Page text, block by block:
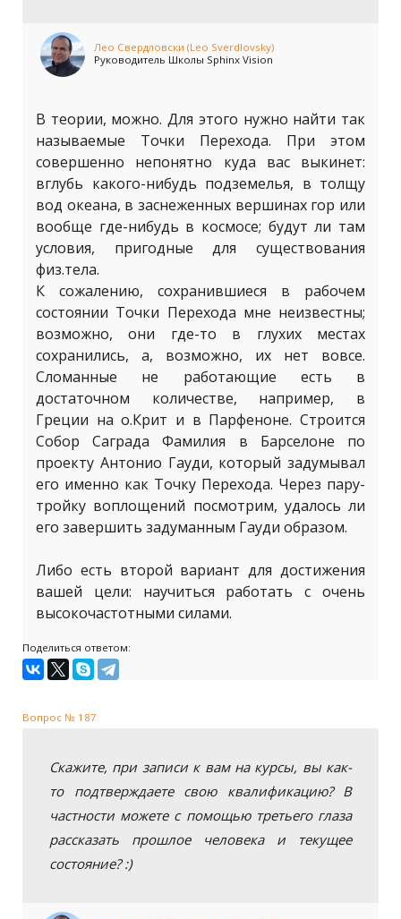
Лео Свердловски (Leo Sverdlovsky)
Руководитель Школы Sphinx Vision
В теории, можно. Для этого нужно найти так
называемые Точки Перехода. При этом
совершенно непонятно куда вас выкинет:
вглубь какого-нибудь подземелья, в толщу
вод океана, в заснеженных вершинах гор или
вообще где-нибудь в космосе; будут ли там
условия, пригодные для существования
физ.тела.
К сожалению, сохранившиеся в рабочем
состоянии Точки Перехода мне неизвестны;
возможно, они где-то в глухих местах
сохранились, а, возможно, их нет вовсе.
Сломанные не работающие есть в
достаточном количестве, например, в
Греции на о.Крит и в Парфеноне. Строится
Собор Саграда Фамилия в Барселоне по
проекту Антонио Гауди, который задумывал
его именно как Точку Перехода. Через пару-
тройку воплощений посмотрим, удалось ли
его завершить задуманным Гауди образом.
Либо есть второй вариант для достижения
вашей цели: научиться работать с очень
высокочастотными силами.
Поделиться ответом:
Вопрос № 187
Скажите, при записи к вам на курсы, вы как-
то подтверждаете свою квалификацию? В
частности можете с помощью третьего глаза
рассказать прошлое человека и текущее
состояние? :)